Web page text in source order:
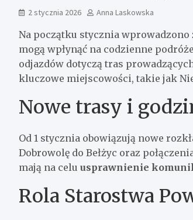
2 stycznia 2026 Anna Laskowska
Na początku stycznia
mogą wpłynąć na codzienne
odjazdów dotyczą tras
kluczowe miejscowości, takie jak
Nowe trasy i
Od 1 stycznia obowiązują nowe
Dobrowolę do Bełżyc oraz
mają na celu usprawnienie
Rola Starostwa